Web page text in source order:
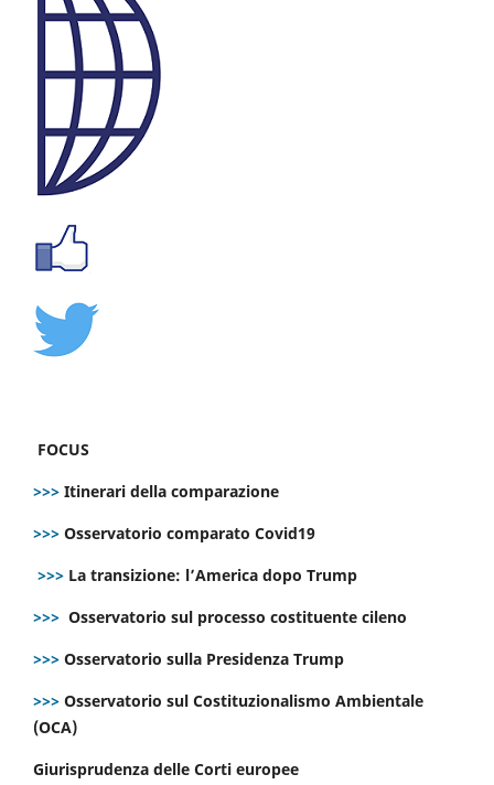
FOCUS
>>> Itinerari della comparazione
>>> Osservatorio comparato Covid19
>>> La transizione: l’America dopo Trump
>>> Osservatorio sul processo costituente cileno
>>> Osservatorio sulla Presidenza Trump
>>> Osservatorio sul Costituzionalismo Ambientale
(OCA)
Giurisprudenza delle Corti europee